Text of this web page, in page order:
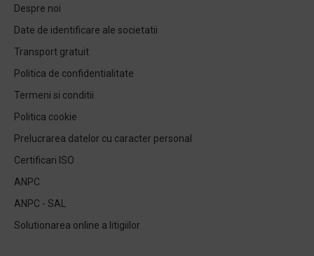
Despre noi
Date de identificare ale societatii
Transport gratuit
Politica de confidentialitate
Termeni si conditii
Politica cookie
Prelucrarea datelor cu caracter personal
Certificari ISO
ANPC
ANPC - SAL
Solutionarea online a litigiilor